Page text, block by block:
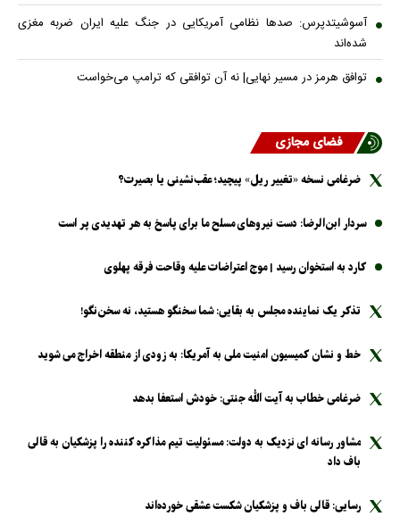
آسوشیتدپرس: صدها نظامی آمریکایی در جنگ علیه ایران ضربه مغزی
شده‌اند
توافق هرمز در مسیر نهایی| نه آن توافقی که ترامپ می‌خواست
فضای مجازی
ضرغامی نسخه «تغییر ریل» پیچید؛ عقب‌نشینی یا بصیرت؟
سردار ابن‌الرضا: دست نیرو‌های مسلح ما برای پاسخ به هر تهدیدی پر است
کارد به استخوان رسید | موج اعتراضات علیه وقاحت فرقه پهلوی
تذکر یک نماینده مجلس به بقایی: شما سخنگو هستید، نه سخن‌نگو!
خط و نشان کمیسیون امنیت ملی به آمریکا: به زودی از منطقه اخراج می شوید
ضرغامی خطاب به آیت الله جنتی: خودش استعفا بدهد
مشاور رسانه ای نزدیک به دولت: مسئولیت تیم مذاکره کننده را پزشکیان به قالی
باف داد
رسایی: قالی باف و پزشکیان شکست عشقی خورده‌اند